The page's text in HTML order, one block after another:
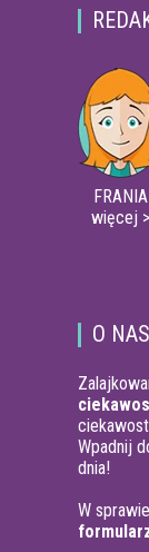
FRANIA
więcej >
O NAS
Wpadnij
dnia!
W